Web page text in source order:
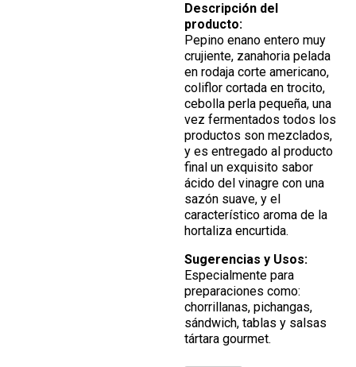
Descripción del
producto:
Pepino enano entero muy
crujiente, zanahoria pelada
en rodaja corte americano,
coliflor cortada en trocito,
cebolla perla pequeña, una
vez fermentados todos los
productos son mezclados,
y es entregado al producto
final un exquisito sabor
ácido del vinagre con una
sazón suave, y el
característico aroma de la
hortaliza encurtida.
Sugerencias y Usos:
Especialmente para
preparaciones como:
chorrillanas, pichangas,
sándwich, tablas y salsas
tártara gourmet.